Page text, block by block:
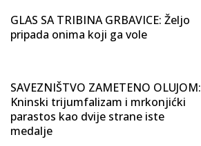
GLAS SA TRIBINA GRBAVICE: Željo
pripada onima koji ga vole
SAVEZNIŠTVO ZAMETENO OLUJOM:
Kninski trijumfalizam i mrkonjićki
parastos kao dvije strane iste
medalje